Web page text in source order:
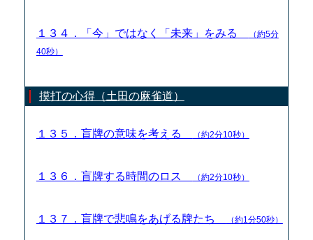
１３４．「今」ではなく「未来」をみる
（約5分
40秒）
摸打の心得（土田の麻雀道）
１３５．盲牌の意味を考える （約2分10秒）
１３６．盲牌する時間のロス （約2分10秒）
１３７．盲牌で悲鳴をあげる牌たち （約1分50秒）